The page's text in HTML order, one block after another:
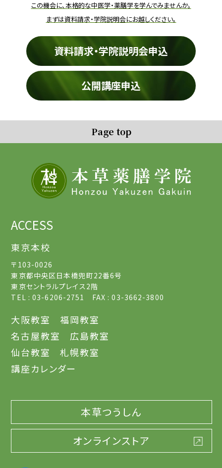
この機会に、本格的な中医学・薬膳学を学んでみませんか。
まずは資料請求・学院説明会にお越しください。
資料請求・学院説明会申込
公開講座申込
Page top
ACCESS
東京本校
〒103-0026
東京都中央区日本橋兜町22番6号
東京セントラルプレイス2階
TEL : 03-6206-2751 FAX : 03-3662-3800
大阪教室
福岡教室
名古屋教室
広島教室
仙台教室
札幌教室
講座カレンダー
本草つうしん
オンラインストア